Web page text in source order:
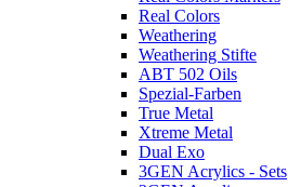
Real Colors
Weathering
Weathering Stifte
ABT 502 Oils
Spezial-Farben
True Metal
Xtreme Metal
Dual Exo
3GEN Acrylics - Sets